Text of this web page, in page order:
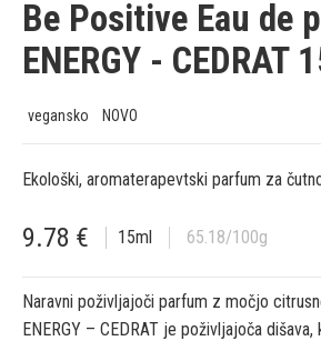
Be Positive Eau de
ENERGY - CEDRAT
vegansko NOVO
Ekološki, aromaterapevtski parfum za
9.78 € 15ml 65.18/100g
Naravni poživljajoči parfum z močjo
ENERGY – CEDRAT je poživljajoča